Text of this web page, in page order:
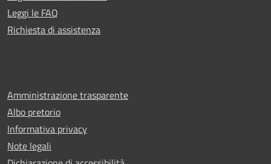
Leggi le FAQ
Richiesta di assistenza
Amministrazione trasparente
Albo pretorio
Informativa privacy
Note legali